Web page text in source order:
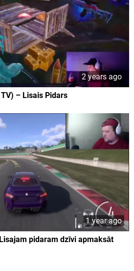
2 years ago
– Lisais Pidars
1 year ago
pidaram dzīvi apmaksāt